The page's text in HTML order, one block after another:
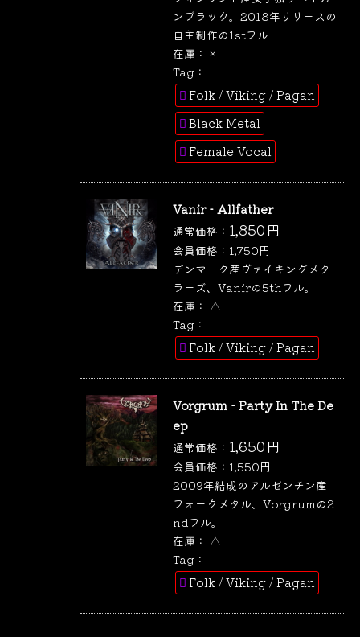
ンブラック。2018年リリースの
自主制作の1stフル
在庫： ×
Tag：
Folk / Viking / Pagan
Black Metal
Female Vocal
Vanir - Allfather
通常価格： 1,850 円
会員価格： 1,750円
デンマーク産ヴァイキングメタ
ラーズ、Vanirの5thフル。
在庫： △
Tag：
Folk / Viking / Pagan
Vorgrum - Party In The De
ep
通常価格： 1,650 円
会員価格： 1,550円
2009年結成のアルゼンチン産
フォークメタル、Vorgrumの2
ndフル。
在庫： △
Tag：
Folk / Viking / Pagan